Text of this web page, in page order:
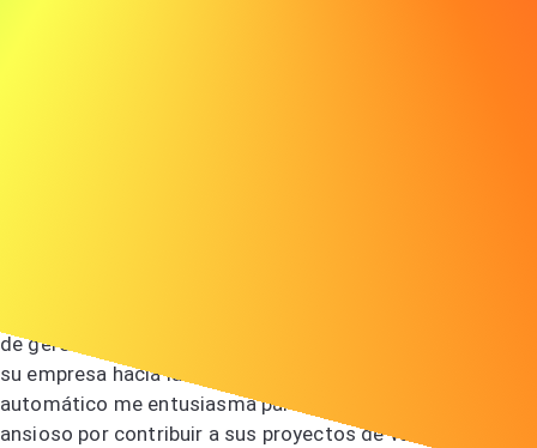
de gerente de proyectos en ABC. El enfoque innovador de
su empresa hacia la inteligencia artificial y el aprendizaje
automático me entusiasma particularmente, y estoy
ansioso por contribuir a sus proyectos de vanguardia.